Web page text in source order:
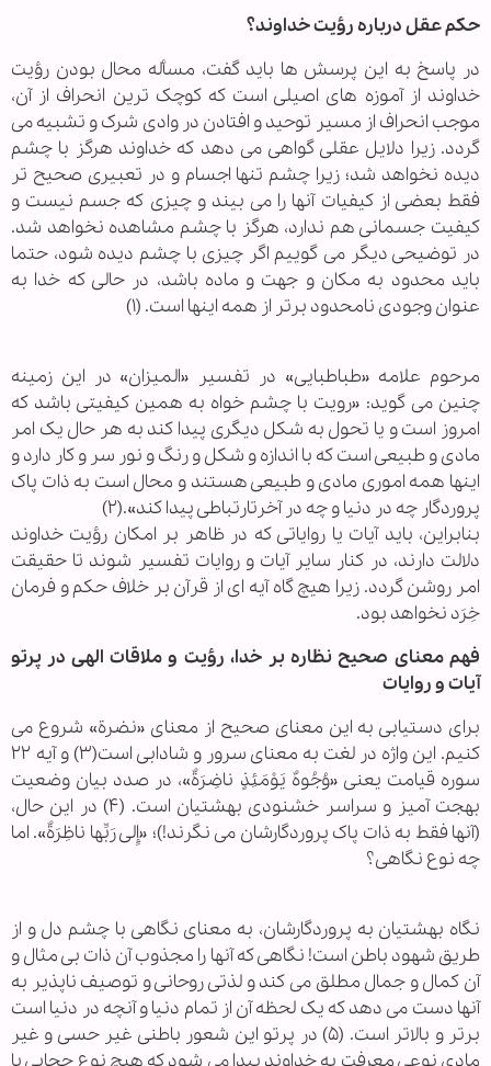
حکم عقل درباره رؤیت خداوند؟
در پاسخ به این پرسش ها باید گفت، مسأله محال بودن رؤیت
خداوند از آموزه های اصیلی است که کوچک ترین انحراف از آن،
موجب انحراف از مسیر توحید و افتادن در وادی شرک و تشبیه می
گردد. زیرا دلایل عقلی گواهی می دهد که خداوند هرگز با چشم
دیده نخواهد شد؛ زیرا چشم تنها اجسام و در تعبیری صحیح تر
فقط بعضی از کیفیات آنها را می بیند و چیزی که جسم نیست و
کیفیت جسمانی هم ندارد، هرگز با چشم مشاهده نخواهد شد.
در توضیحی دیگر می گوییم اگر چیزی با چشم دیده شود، حتما
باید محدود به مکان و جهت و ماده باشد، در حالی که خدا به
عنوان وجودی نامحدود برتر از همه اینها است. (۱)
مرحوم علامه «طباطبایی» در تفسیر «المیزان» در این زمینه
چنین می گوید: «رویت با چشم خواه به همین کیفیتی باشد که
امروز است و یا تحول به شکل دیگری پیدا کند به هر حال یک امر
مادی و طبیعی است که با اندازه و شکل و رنگ و نور سر و کار دارد و
اینها همه اموری مادی و طبیعی هستند و محال است به ذات پاک
پروردگار چه در دنیا و چه در آخرتارتباطی پیدا کند».(۲)
بنابراین، باید آیات یا روایاتی که در ظاهر بر امکان رؤیت خداوند
دلالت دارند، در کنار سایر آیات و روایات تفسیر شوند تا حقیقت
امر روشن گردد. زیرا هیچ گاه آیه ای از قرآن بر خلاف حکم و فرمان
خِرَد نخواهد بود.
فهم معنای صحیح نظاره بر خدا، رؤیت و ملاقات الهی در پرتو
آیات و روایات
برای دستیابی به این معنای صحیح از معنای «نضرة» شروع می
کنیم. این واژه در لغت به معنای سرور و شادابی است(۳) و آیه ۲۲
سوره قیامت یعنی «وُجُوهٌ یَوْمَئِذٍ ناضِرَةٌ»، در صدد بیان وضعیت
بهجت آمیز و سراسر خشنودی بهشتیان است. (۴) در این حال،
(آنها فقط به ذات پاک پروردگارشان می نگرند!)؛ «إِلی‌ رَبِّها ناظِرَةٌ». اما
چه نوع نگاهی؟
نگاه بهشتیان به پروردگارشان، به معنای نگاهی با چشم دل و از
طریق شهود باطن است! نگاهی که آنها را مجذوب آن ذات بی مثال و
آن کمال و جمال مطلق می کند و لذتی روحانی و توصیف ناپذیر به
آنها دست می دهد که یک لحظه آن از تمام دنیا و آنچه در دنیا است
برتر و بالاتر است. (۵) در پرتو این شعور باطنی غیر حسی و غیر